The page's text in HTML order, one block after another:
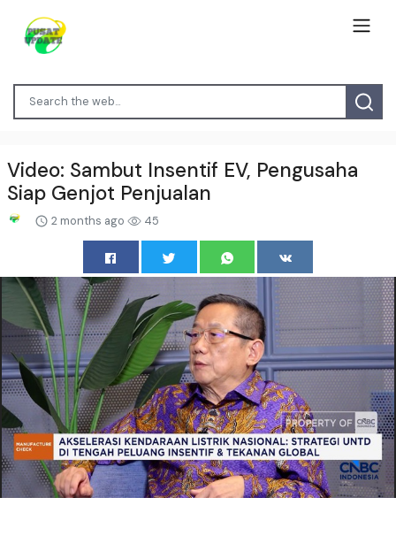
Video: Sambut Insentif EV, Pengusaha
Siap Genjot Penjualan
2 months ago 45